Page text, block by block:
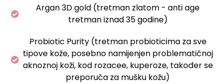
Argan 3D gold (tretman zlatom - anti age
tretman iznad 35 godine)
Probiotic Purity (tretman probioticima za sve
tipove kože, posebno namijenjen problematičnoj
aknoznoj koži, kod rozacee, kuperoze, također se
preporuča za mušku kožu)